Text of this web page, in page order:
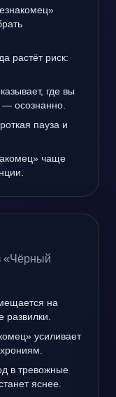
растёт риск:
где вы
— осознанно.
пауза и
чаще
«Чёрный
на
развилки.
усиливает
в тревожные
яснее.